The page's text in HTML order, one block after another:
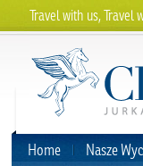
Travel with us, Travel
Home Nasze